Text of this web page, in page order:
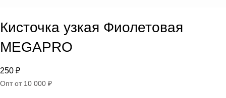
Кисточка узкая Фиолетовая
MEGAPRO
250 ₽
Опт от 10 000 ₽